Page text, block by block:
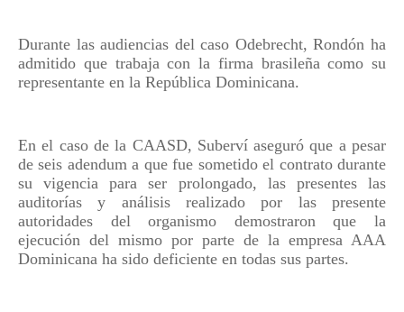
Durante las audiencias del caso Odebrecht, Rondón ha
admitido que trabaja con la firma brasileña como su
representante en la República Dominicana.
En el caso de la CAASD, Suberví aseguró que a pesar
de seis adendum a que fue sometido el contrato durante
su vigencia para ser prolongado, las presentes las
auditorías y análisis realizado por las presente
autoridades del organismo demostraron que la
ejecución del mismo por parte de la empresa AAA
Dominicana ha sido deficiente en todas sus partes.